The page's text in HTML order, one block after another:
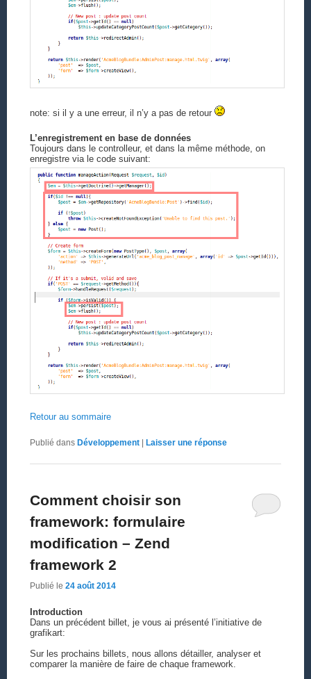
note: si il y a une erreur, il n’y a pas de retour
L’enregistrement en base de données
Toujours dans le controlleur, et dans la même méthode, on
enregistre via le code suivant:
Retour au sommaire
Publié dans Développement | Laisser une réponse
Comment choisir son
framework: formulaire
modification – Zend
framework 2
Publié le 24 août 2014
Introduction
Dans un précédent billet, je vous ai présenté l’initiative de
grafikart:
Sur les prochains billets, nous allons détailler, analyser et
comparer la manière de faire de chaque framework.